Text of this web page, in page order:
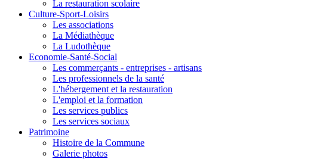
La restauration scolaire
Culture-Sport-Loisirs
Les associations
La Médiathèque
La Ludothèque
Economie-Santé-Social
Les commerçants - entreprises - artisans
Les professionnels de la santé
L'hébergement et la restauration
L'emploi et la formation
Les services publics
Les services sociaux
Patrimoine
Histoire de la Commune
Galerie photos